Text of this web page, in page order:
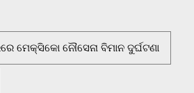
ମେକ୍ସିକୋ ନୌସେନା ବିମାନ ଦୁର୍ଘଟଣା